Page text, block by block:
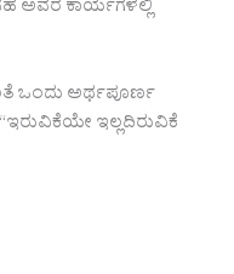
ಅವರ ಕಾರ್ಯಗಳಲ್ಲಿ
ಒಂದು ಅರ್ಥಪೂರ್ಣ
“ಇರುವಿಕೆಯೇ ಇಲ್ಲದಿರುವಿಕೆ